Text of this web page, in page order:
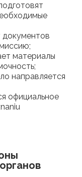
документов
материалы
направляется
официальное